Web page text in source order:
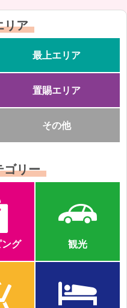
リア
最上エリア
置賜エリア
その他
ゴリー
グ 観光